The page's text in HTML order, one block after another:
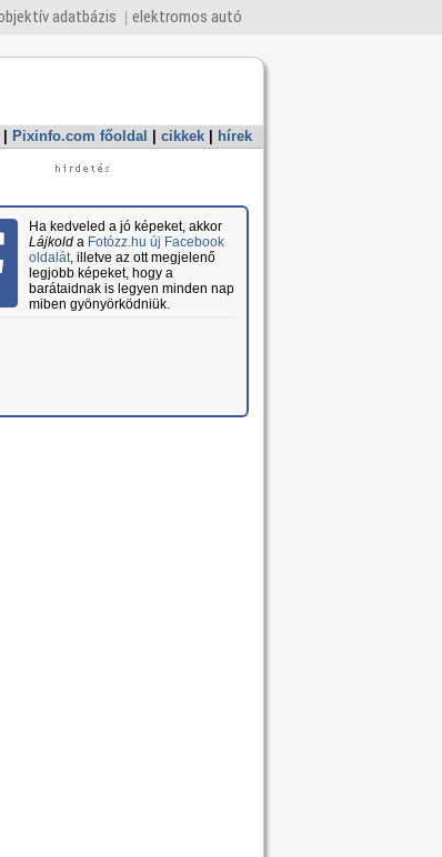
adatbázis elektromos autó
Pixinfo.com főoldal cikkek hírek
Ha kedveled a jó képeket, akkor
Lájkolda Fotózz.hu új Facebook
oldalát, illetve az ott megjelenő
legjobb képeket, hogy a
barátaidnak is legyen minden nap
miben gyönyörködniük.